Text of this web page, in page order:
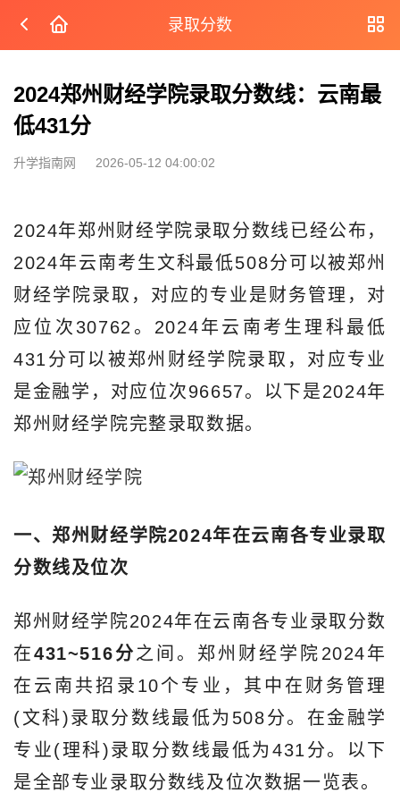
录取分数
2024郑州财经学院录取分数线：云南最
低431分
升学指南网 2026-05-12 04:00:02
2024年郑州财经学院录取分数线已经公布，
2024年云南考生文科最低508分可以被郑州
财经学院录取，对应的专业是财务管理，对
应位次30762。2024年云南考生理科最低
431分可以被郑州财经学院录取，对应专业
是金融学，对应位次96657。以下是2024年
郑州财经学院完整录取数据。
一、郑州财经学院2024年在云南各专业录取
分数线及位次
郑州财经学院2024年在云南各专业录取分数
在431~516分 之间。郑州财经学院2024年
在云南共招录10个专业，其中在财务管理
(文科)录取分数线最低为508分。在金融学
专业(理科)录取分数线最低为431分。以下
是全部专业录取分数线及位次数据一览表。